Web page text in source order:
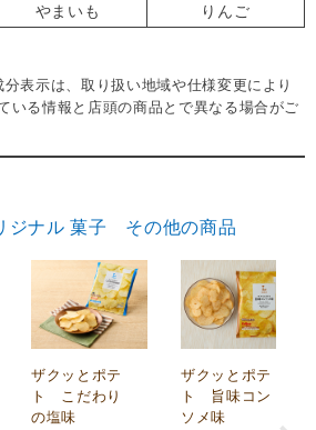
やまいも
りんご
表示は、取り扱い地域や仕様変更により
いる情報と店頭の商品とで異なる場合がご
ジナル 菓子 その他の商品
ザクッとポテ
ト こだわり
の塩味
ザクッとポテ
ト 旨味コン
ソメ味